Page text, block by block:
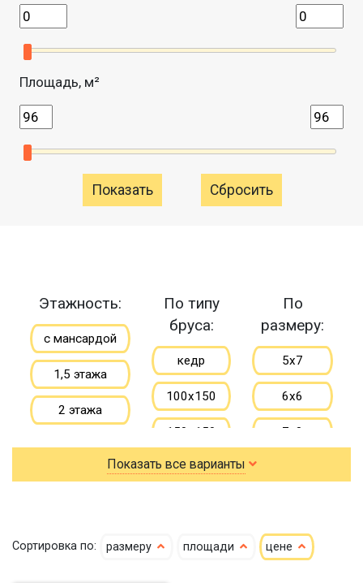
Площадь, м²
Сбросить
Этажность:
с мансардой
1,5 этажа
2 этажа
По типу
бруса:
кедр
100х150
150х150
150х200
По
размеру:
5х7
6х6
7х8
до 100 м
Показать все варианты
Сортировка по: размеру площади цене